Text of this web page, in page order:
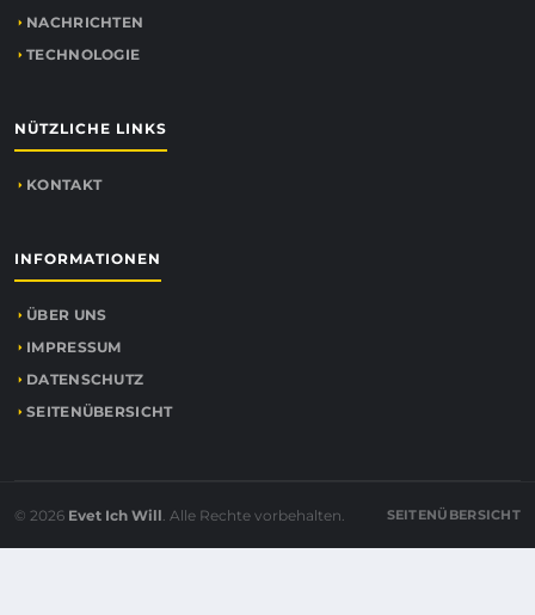
NACHRICHTEN
TECHNOLOGIE
NÜTZLICHE LINKS
KONTAKT
INFORMATIONEN
ÜBER UNS
IMPRESSUM
DATENSCHUTZ
SEITENÜBERSICHT
© 2026 Evet Ich Will. Alle Rechte vorbehalten. SEITENÜBERSICHT